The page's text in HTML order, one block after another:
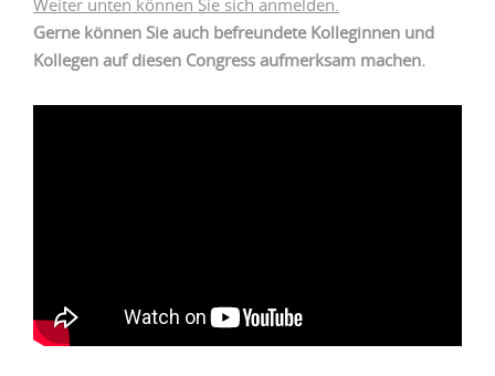
Weiter unten können Sie sich anmelden.
Gerne können Sie auch befreundete Kolleginnen und
Kollegen auf diesen Congress aufmerksam machen.